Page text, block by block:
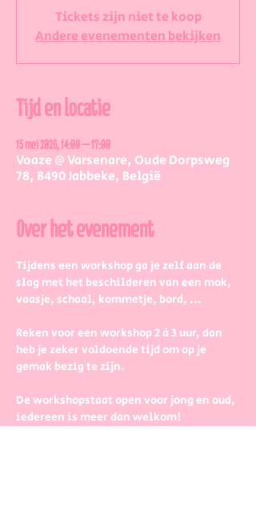
Tickets zijn niet te koop
Andere evenementen bekijken
Tijd en locatie
15 mei 2026, 14:00 – 17:00
Voaze @ Varsenare, Oude Dorpsweg
78, 8490 Jabbeke, België
Over het evenement
Tijdens een workshop ga je zelf aan de
slag met het beschilderen van een mok,
vaasje, schaal, kommetje, bord, ...
Reken voor een workshop 2 à 3 uur, dan
heb je zeker voldoende tijd om op je
gemak bezig te zijn.
De workshopstaat open voor jong en oud,
iedereen is meer dan welkom!